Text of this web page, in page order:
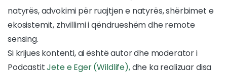
natyrës, advokimi për ruajtjen e natyrës, shërbimet e
ekosistemit, zhvillimi i qëndrueshëm dhe remote
sensing.
Si krijues kontenti, ai është autor dhe moderator i
PodcastitJete e Eger (Wildlife),dhe ka realizuar disa